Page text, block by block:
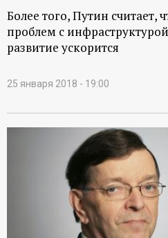
Более того, Путин считает,
проблем с
развитие ускорится
25 января 2018 - 19:00